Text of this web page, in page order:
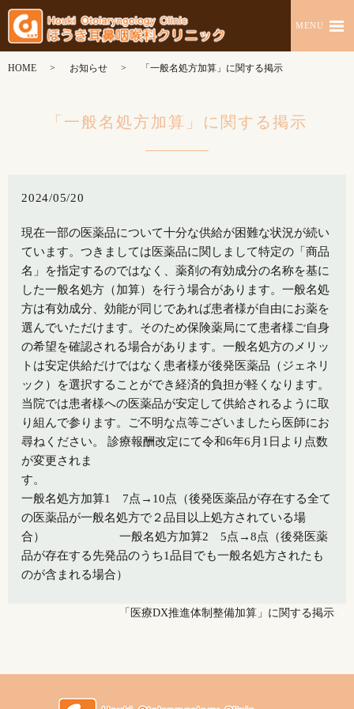
MENU
HOME お知らせ 「一般名処方加算」に関する掲示
「一般名処方加算」に関する掲示
2024/05/20
現在一部の医薬品について十分な供給が困難な状況が続い
ています。つきましては医薬品に関しまして特定の「商品
名」を指定するのではなく、薬剤の有効成分の名称を基に
した一般名処方（加算）を行う場合があります。一般名処
方は有効成分、効能が同じであれば患者様が自由にお薬を
選んでいただけます。そのため保険薬局にて患者様ご自身
の希望を確認される場合があります。一般名処方のメリッ
トは安定供給だけではなく患者様が後発医薬品（ジェネリ
ック）を選択することができ経済的負担が軽くなります。
当院では患者様への医薬品が安定して供給されるように取
り組んで参ります。ご不明な点等ございましたら医師にお
尋ねください。 診療報酬改定にて令和6年6月1日より点数
が変更されま
す
一般名処方加算1 7点→10点（後発医薬品が存在する全て
の医薬品が一般名処方で２品目以上処方されている場
合） 一般名処方加算2 5点→8点（後発医薬
品が存在する先発品のうち1品目でも一般名処方されたも
のが含まれる場合）
「医療DX推進体制整備加算」に関する掲示